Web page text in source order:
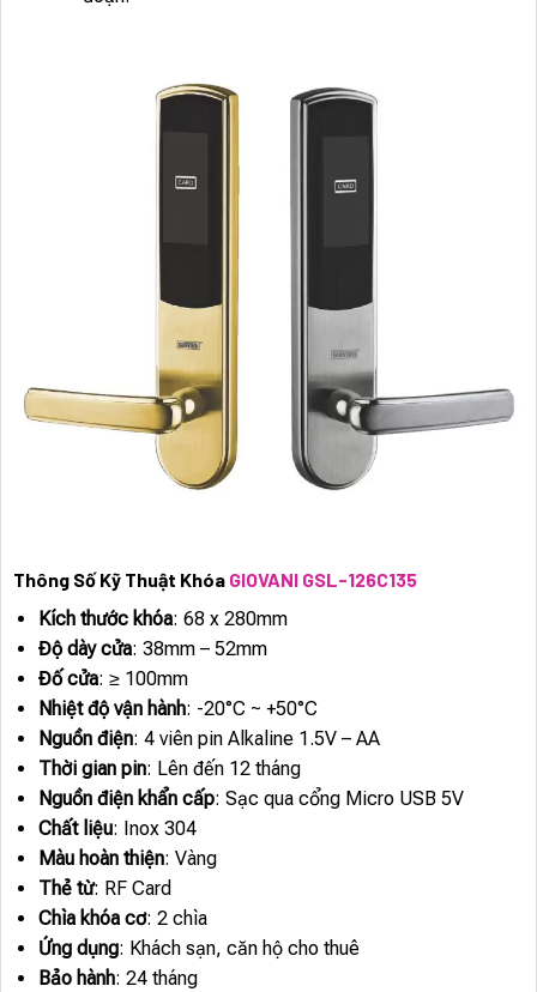
Thông Số Kỹ Thuật Khóa GIOVANI GSL-126C135
Kích thước khóa: 68 x 280mm
Độ dày cửa: 38mm – 52mm
Đố cửa: ≥ 100mm
Nhiệt độ vận hành: -20°C ~ +50°C
Nguồn điện: 4 viên pin Alkaline 1.5V – AA
Thời gian pin: Lên đến 12 tháng
Nguồn điện khẩn cấp: Sạc qua cổng Micro USB 5V
Chất liệu: Inox 304
Màu hoàn thiện: Vàng
Thẻ từ: RF Card
Chìa khóa cơ: 2 chìa
Ứng dụng: Khách sạn, căn hộ cho thuê
Bảo hành: 24 tháng